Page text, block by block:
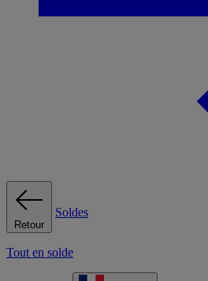
Retour
Soldes
Tout en solde